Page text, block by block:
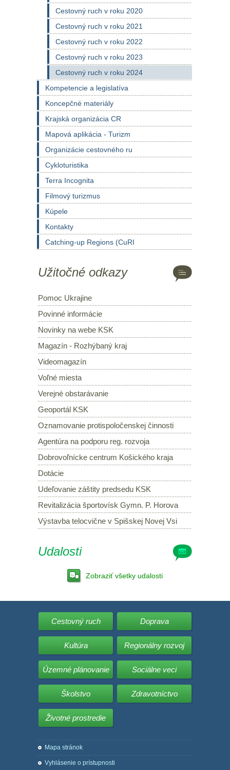
Cestovný ruch v roku 2020
Cestovný ruch v roku 2021
Cestovný ruch v roku 2022
Cestovný ruch v roku 2023
Cestovný ruch v roku 2024
Kompetencie a legislatíva
Koncepčné materiály
Krajská organizácia CR
Mapová aplikácia - Turizm
Organizácie cestovného ru
Cykloturistika
Terra Incognita
Filmový turizmus
Kúpele
Kontakty
Catching-up Regions (CuRI
Užitočné odkazy
Pomoc Ukrajine
Povinné informácie
Novinky na webe KSK
Magazín - Rozhýbaný kraj
Videomagazín
Voľné miesta
Verejné obstarávanie
Geoportál KSK
Oznamovanie protispoločenskej činnosti
Agentúra na podporu reg. rozvoja
Dobrovoľnícke centrum Košického kraja
Dotácie
Udeľovanie záštity predsedu KSK
Revitalizácia športovísk Gymn. P. Horova
Výstavba telocvične v Spišskej Novej Vsi
Udalosti
Zobraziť všetky udalosti
Cestovný ruch Doprava
Kultúra Regionálny rozvoj
Územné plánovanie Sociálne veci
Školstvo Zdravotníctvo
Životné prostredie
Mapa stránok
Vyhlásenie o prístupnosti